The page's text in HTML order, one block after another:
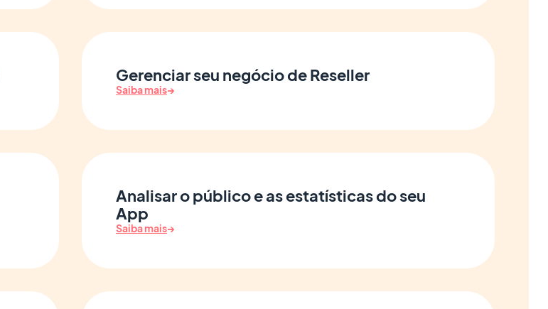
Gerenciar seu negócio de Reseller
Saiba mais→
Analisar o público e as estatísticas do seu
App
Saiba mais→